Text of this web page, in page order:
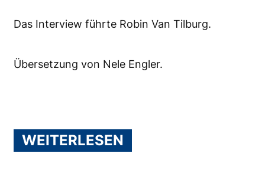
Das Interview führte Robin Van Tilburg.
Übersetzung von Nele Engler.
WEITERLESEN